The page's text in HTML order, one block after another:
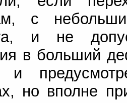
с
и не
в больший
но вполне